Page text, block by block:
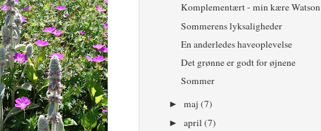
Komplementært - min kære Watson
Sommerens lyksaligheder
En anderledes haveoplevelse
Det grønne er godt for øjnene
Sommer
►maj(7)
►april(7)